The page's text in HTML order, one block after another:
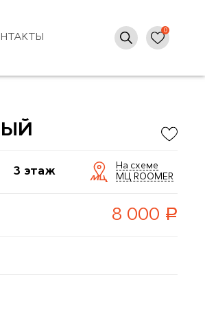
3 этаж
На схеме
МЦ ROOMER
8 000 руб.